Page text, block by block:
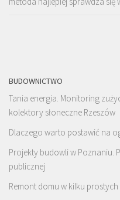
BUDOWNICTWO
Tania energia. Monitoring
kolektory słoneczne Rzeszów
Dlaczego warto postawić na
Projekty budowli w Poznaniu.
publicznej
Remont domu w kilku